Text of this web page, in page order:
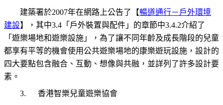
建築署於2007年在網路上公告了【暢道通行－戶外環境
建設】，其中3.4「戶外裝置與配件」的章節中3.4.2介紹了
「遊樂場地和遊樂設施」，為了讓不同年齡及成長階段的兒童
都享有平等的機會使用公共遊樂場地的康樂遊玩設施，設計的
四大要點包含融合、互動、想像與共融，並詳列了許多設計要
素。
3.
香港智樂兒童遊樂協會